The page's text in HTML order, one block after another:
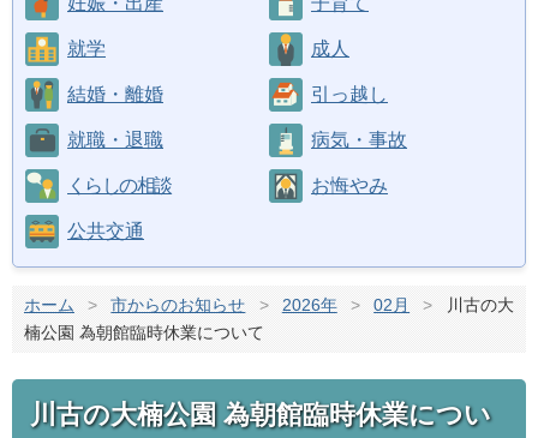
就学 成人
結婚・離婚 引っ越し
就職・退職 病気・事故
くらしの相談 お悔やみ
公共交通
ホーム > 市からのお知らせ > 2026年 > 02月 >
川古の大
楠公園 為朝館臨時休業について
川古の大楠公園 為朝館臨時休業につい